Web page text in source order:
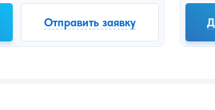
Отправить заявку